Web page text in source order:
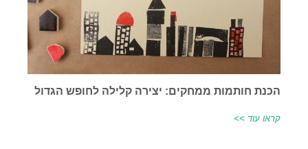
הכנת חותמות ממחקים: יצירה קלילה לחופש הגדול
קראו עוד >>